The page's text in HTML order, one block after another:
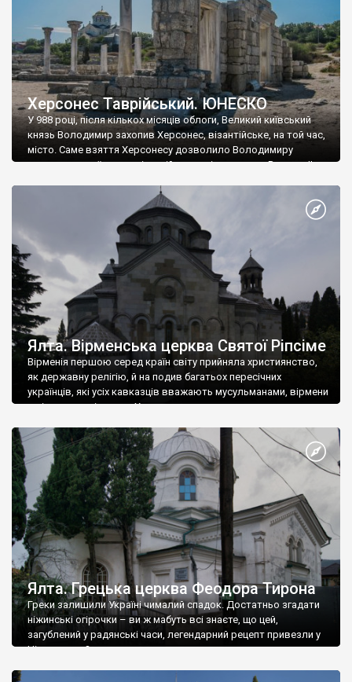
Херсонес Таврійський. ЮНЕСКО
У 988 році, після кількох місяців облоги, Великий київський
князь Володимир захопив Херсонес, візантійське, на той час,
місто. Саме взяття Херсонесу дозволило Володимиру
диктувати свої умови візантійському імператору Василю ІІ, та
Херсонесі Володимир-язичник, став Василем-християнином.
А потім було Хрещення Русі. На честь Херсонесу Таврійського
Ялта. Вірменська церква Святої Ріпсіме
Вірменія першою серед країн світу прийняла християнство,
як державну релігію, й на подив багатьох пересічних
українців, які усіх кавказців вважають мусульманами, вірмени
є відданими вірянами Христа
Ялта. Грецька церква Феодора Тирона
Греки залишили Україні чималий спадок. Достатньо згадати
ніжинські огірочки – ви ж мабуть всі знаєте, що цей,
загублений у радянські часи, легендарний рецепт привезли у
Ніжин греки?